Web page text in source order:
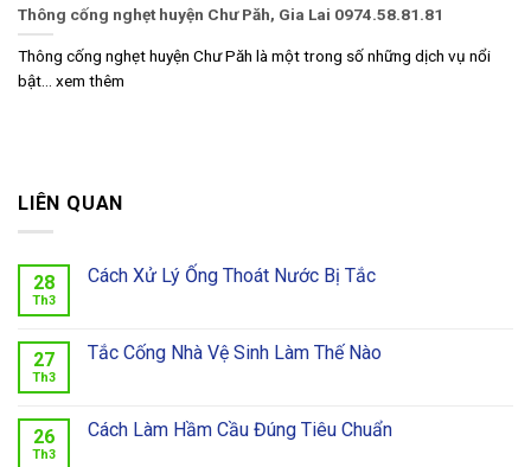
Thông cống nghẹt huyện Chư Păh, Gia Lai 0974.58.81.81
Thông cống nghẹt huyện Chư Păh là một trong số những dịch vụ nổi
bật... xem thêm
LIÊN QUAN
28
Th3
Cách Xử Lý Ống Thoát Nước Bị Tắc
27
Th3
Tắc Cống Nhà Vệ Sinh Làm Thế Nào
26
Th3
Cách Làm Hầm Cầu Đúng Tiêu Chuẩn